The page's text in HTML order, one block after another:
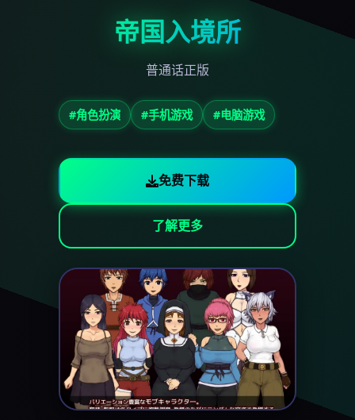
帝国入境所
普通话正版
#角色扮演 #手机游戏 #电脑游戏
免费下载
了解更多